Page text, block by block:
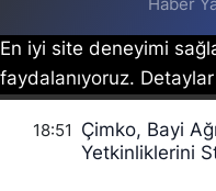
En iyi site deneyimi
faydalanıyoruz.
18:51
Çimko, Bayi
Yetkinliklerini